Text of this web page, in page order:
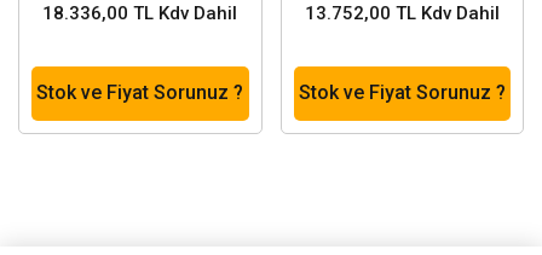
18.336,00 TL Kdv Dahil
Stok ve Fiyat Sorunuz ?
13.752,00 TL Kdv Dahil
Stok ve Fiyat Sorunuz ?